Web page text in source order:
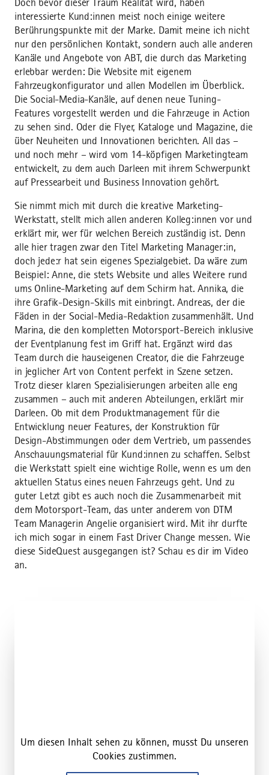
Doch bevor dieser Traum Realität wird, haben
interessierte Kund:innen meist noch einige weitere
Berührungspunkte mit der Marke. Damit meine ich nicht
nur den persönlichen Kontakt, sondern auch alle anderen
Kanäle und Angebote von ABT, die durch das Marketing
erlebbar werden: Die Website mit eigenem
Fahrzeugkonfigurator und allen Modellen im Überblick.
Die Social-Media-Kanäle, auf denen neue Tuning-
Features vorgestellt werden und die Fahrzeuge in Action
zu sehen sind. Oder die Flyer, Kataloge und Magazine, die
über Neuheiten und Innovationen berichten. All das –
und noch mehr – wird vom 14-köpfigen Marketingteam
entwickelt, zu dem auch Darleen mit ihrem Schwerpunkt
auf Pressearbeit und Business Innovation gehört.
Sie nimmt mich mit durch die kreative Marketing-
Werkstatt, stellt mich allen anderen Kolleg:innen vor und
erklärt mir, wer für welchen Bereich zuständig ist. Denn
alle hier tragen zwar den Titel Marketing Manager:in,
doch jede:r hat sein eigenes Spezialgebiet. Da wäre zum
Beispiel: Anne, die stets Website und alles Weitere rund
ums Online-Marketing auf dem Schirm hat. Annika, die
ihre Grafik-Design-Skills mit einbringt. Andreas, der die
Fäden in der Social-Media-Redaktion zusammenhält. Und
Marina, die den kompletten Motorsport-Bereich inklusive
der Eventplanung fest im Griff hat. Ergänzt wird das
Team durch die hauseigenen Creator, die die Fahrzeuge
in jeglicher Art von Content perfekt in Szene setzen.
Trotz dieser klaren Spezialisierungen arbeiten alle eng
zusammen – auch mit anderen Abteilungen, erklärt mir
Darleen. Ob mit dem Produktmanagement für die
Entwicklung neuer Features, der Konstruktion für
Design-Abstimmungen oder dem Vertrieb, um passendes
Anschauungsmaterial für Kund:innen zu schaffen. Selbst
die Werkstatt spielt eine wichtige Rolle, wenn es um den
aktuellen Status eines neuen Fahrzeugs geht. Und zu
guter Letzt gibt es auch noch die Zusammenarbeit mit
dem Motorsport-Team, das unter anderem von DTM
Team Managerin Angelie organisiert wird. Mit ihr durfte
ich mich sogar in einem Fast Driver Change messen. Wie
diese SideQuest ausgegangen ist? Schau es dir im Video
an.
Um diesen Inhalt sehen zu können, musst Du unseren
Cookies zustimmen.